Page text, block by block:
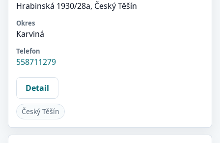
Hrabinská 1930/28a, Český Těšín
Okres
Karviná
Telefon
558711279
Detail
Český Těšín